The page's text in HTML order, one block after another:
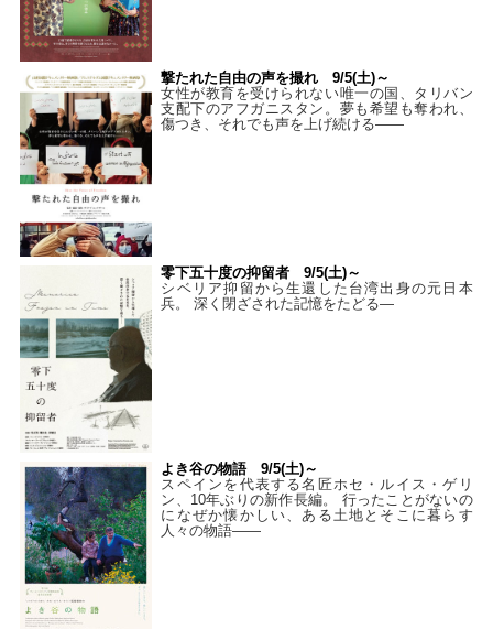
撃たれた自由の声を撮れ 9/5(土)～
女性が教育を受けられない唯一の国、タリバン
支配下のアフガニスタン。夢も希望も奪われ、
傷つき、それでも声を上げ続ける——
零下五十度の抑留者 9/5(土)～
シベリア抑留から生還した台湾出身の元日本
兵。 深く閉ざされた記憶をたどる—
よき谷の物語 9/5(土)～
スペインを代表する名匠ホセ・ルイス・ゲリ
ン、10年ぶりの新作長編。 行ったことがないの
になぜか懐かしい、ある土地とそこに暮らす
人々の物語――